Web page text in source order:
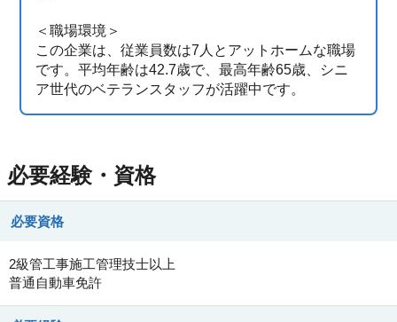
＜職場環境＞
この企業は、従業員数は7人とアットホームな職場
です。平均年齢は42.7歳で、最高年齢65歳、シニ
ア世代のベテランスタッフが活躍中です。
必要経験・資格
必要資格
2級管工事施工管理技士以上
普通自動車免許